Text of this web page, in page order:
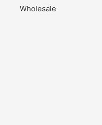
Wholesale